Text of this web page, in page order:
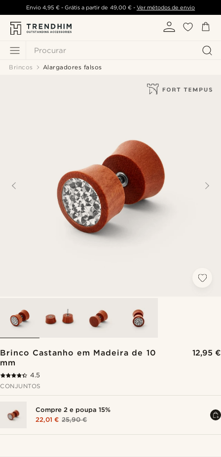
Procurar
Envio 4,95 €- Grátis a partir de 49,00 €- Ver métodos de envio
Brincos Alargadores falsos
Brinco Castanho em Madeira de 10
mm
12,95 €
4.5
CONJUNTOS
Compre 2 e poupa 15%
22,01 € 25,90 €